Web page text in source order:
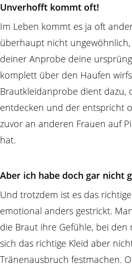
Unverhofft kommt oft!
Im Leben kommt es ja oft
überhaupt nicht
deiner Anprobe deine
komplett über den Haufen
Brautkleidanprobe dient dazu,
entdecken und der entspricht
zuvor an anderen Frauen auf
hat.
Aber ich habe doch gar nicht
Und trotzdem ist es das
emotional anders gestrickt.
die Braut ihre Gefühle, bei den
sich das richtige Kleid aber
Tränenausbruch festmachen.